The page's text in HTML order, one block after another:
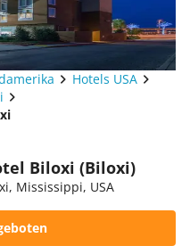
Hotels USA
Biloxi (Biloxi)
Mississippi, USA